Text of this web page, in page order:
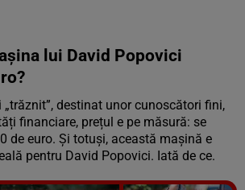
lui David Popovici
destinat unor cunoscători fini,
financiare, prețul e pe măsură: se
de euro. Și totuși, această mașină e
pentru David Popovici. Iată de ce.